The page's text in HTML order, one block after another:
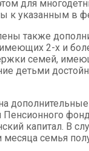
для
к указанным в
также
2-х и
семей,
детьми
Пенсионного
капитал. В
месяца семья